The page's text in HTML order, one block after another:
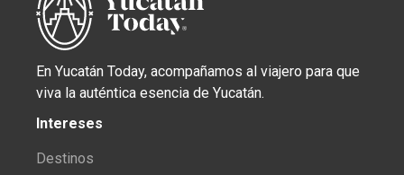
En Yucatán Today, acompañamos al viajero para que
viva la auténtica esencia de Yucatán.
Intereses
Destinos